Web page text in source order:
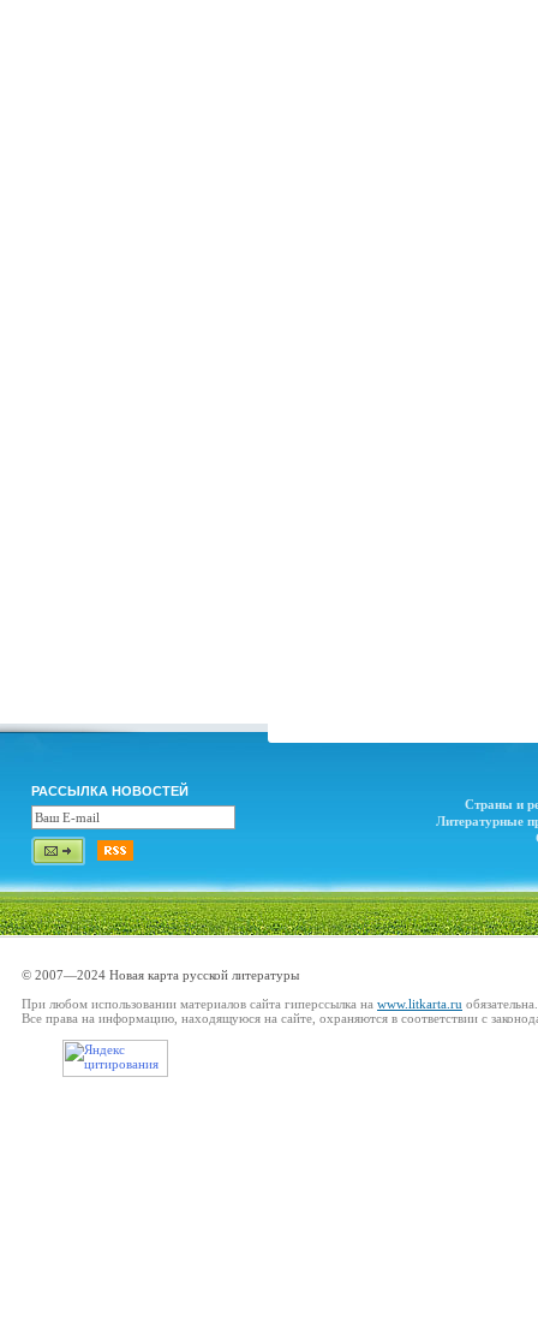
РАССЫЛКА НОВОСТЕЙ
Страны и
Литературные
© 2007—2024 Новая карта русской литературы
При любом использовании материалов сайта гиперссылка на www.litkarta.ru обязательна.
Все права на информацию, находящуюся на сайте, охраняются в соответствии с